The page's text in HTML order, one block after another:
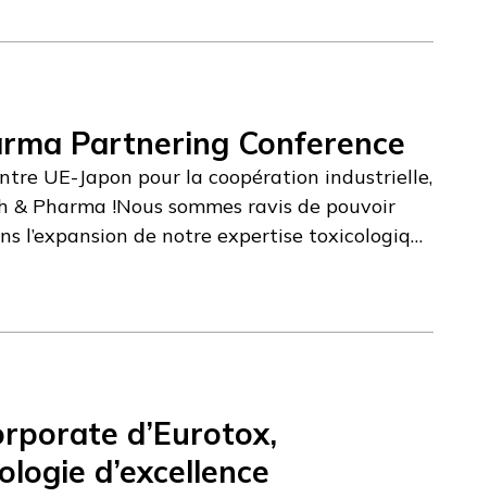
Partnering Conference
UE-Japon pour la coopération industrielle,
Pharma !Nous sommes ravis de pouvoir
l’expansion de notre expertise toxicologique
de médicaments et le soutien à la
d’Eurotox,
d’excellence